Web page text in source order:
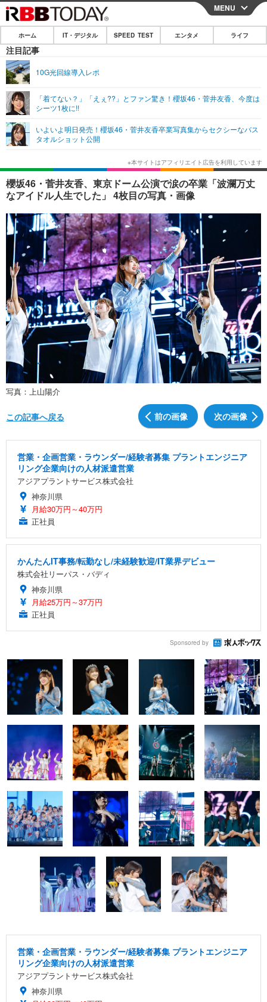
CLOSE
ホーム
IT・デジタル
ネタ
ショッピング その他
SPEED TEST
エンタメ
エンタメTOP
韓国・芸能
音楽 スポーツ
ショッピング その他
ライフ
ライフTOP グルメ
ペット ショッピング
その他
リリース一覧
プッシュ通知の停止方法
MENU
ホーム IT・デジタル SPEED TEST エンタメ ライフ
注目記事
10G光回線導入レポ
「着てない？」「えぇ??」とファン驚き！櫻坂46・菅井友香、今度は
シーツ1枚に!!
いよいよ明日発売！櫻坂46・菅井友香卒業写真集からセクシーなバス
タオルショット公開
櫻坂46・菅井友香、東京ドーム公演で涙の卒業「波瀾万丈
なアイドル人生でした」 4枚目の写真・画像
写真：上山陽介
前の画像 次の画像
この記事へ戻る
営業・企画営業・ラウンダー/経験者募集 プラントエンジニア
リング企業向けの人材派遣営業
アジアプラントサービス株式会社
神奈川県
月給30万円～40万円
正社員
かんたんIT事務/転勤なし/未経験歓迎/IT業界デビュー
株式会社リーパス・バディ
神奈川県
月給25万円～37万円
正社員
Sponsored by
営業・企画営業・ラウンダー/経験者募集 プラントエンジニア
リング企業向けの人材派遣営業
アジアプラントサービス株式会社
神奈川県